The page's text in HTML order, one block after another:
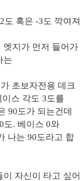
도 혹은 -3도 깍여져
엣지가 먼저 들어가
는
초보자전용 데크
스 각도 3도를
90도가 되는건데
도. 베이스 0와
나는 90도라고 합
자신이 타고 싶어